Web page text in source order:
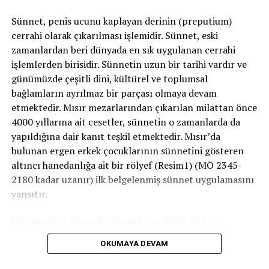
kullanılacağından sünnet düzeltme ameliyatıyla beraber
yapılmalıdır.
Sünnet ciddi bir tıbbi müdahaledir, ameliyathane
şartlarında ve uzman hekimler yapılmalıdır. Hatalı
sünnete bağlı yaralanmaların tamiri için birçok ameliyat
gerekebilmekte, buna rağmen tatminkar sonuçlar elde
edilememektedir. Çocuğun psikolojik hazırlığına bağlı, en
az travma yaratacak şekilde, lokal veya genel anesteziyle
yapılabilmektedir. Çeşitli sünnet yöntemleri olmasına
karşın, her doktorun kendi deneyiminin fazla olduğu ve
güvenle uyguladığı bir cerrahi teknik vardır. Genellikle
işlem sonrası ilk iki gün ağrı kesici ilaç kullanılması
dönebilmektedir.
Sünnet, penis ucunu kaplayan derinin (preputium)
cerrahi olarak çıkarılması işlemidir. Sünnet, eski
zamanlardan beri dünyada en sık uygulanan cerrahi
işlemlerden birisidir. Sünnetin uzun bir tarihi vardır ve
günümüzde çeşitli dini, kültürel ve toplumsal
bağlamların ayrılmaz bir parçası olmaya devam
etmektedir. Mısır mezarlarından çıkarılan milattan önce
4000 yıllarına ait cesetler, sünnetin o zamanlarda da
yapıldığına dair kanıt teşkil etmektedir. Mısır’da
bulunan ergen erkek çocuklarının sünnetini gösteren
altıncı hanedanlığa ait bir rölyef (Resim1) (MÖ 2345-
2180 kadar uzanır) ilk belgelenmiş sünnet uygulamasını
yansıtır.
geleneksel nedenlerle uygulanır. Ancak bazı tıbbi
zorunluluklar veya koruyucu amaçlarla gerçekleştirilen
OKUMAYA DEVAM